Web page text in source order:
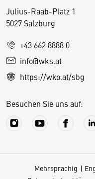
Julius-Raab-Platz 1
5027 Salzburg
+43 662 8888 0
info@wks.at
https://wko.at/sbg
Besuchen Sie uns auf:
Mehrsprachig
D
e
s
S
e